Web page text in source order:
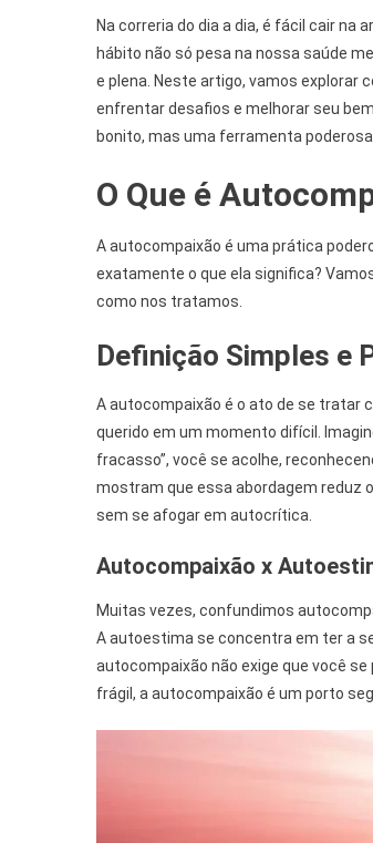
Na correria do dia a dia, é fácil cair
hábito não só pesa na nossa saúde
e plena. Neste artigo, vamos explorar
enfrentar desafios e melhorar seu
bonito, mas uma ferramenta poderosa
O Que é
A autocompaixão é uma prática
exatamente o que ela significa?
como nos tratamos.
Definição Simples e
A autocompaixão é o ato de se tratar
querido em um momento difícil.
fracasso”, você se acolhe,
mostram que essa abordagem reduz
sem se afogar em autocrítica.
Autocompaixão x
Muitas vezes, confundimos
A autoestima se concentra em ter a
autocompaixão não exige que você
frágil, a autocompaixão é um porto